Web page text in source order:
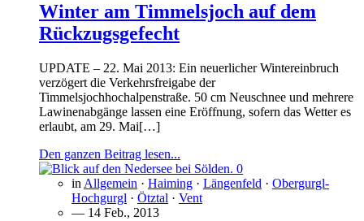
Winter am Timmelsjoch auf dem
Rückzugsgefecht
UPDATE – 22. Mai 2013: Ein neuerlicher Wintereinbruch
verzögert die Verkehrsfreigabe der
Timmelsjochhochalpenstraße. 50 cm Neuschnee und mehrere
Lawinenabgänge lassen eine Eröffnung, sofern das Wetter es
erlaubt, am 29. Mai[…]
Den ganzen Beitrag lesen...
0
in Allgemein · Haiming · Längenfeld · Obergurgl-
Hochgurgl · Ötztal · Vent
— 14 Feb., 2013